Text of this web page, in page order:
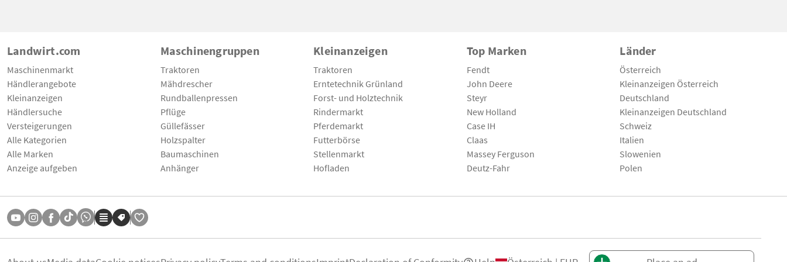
Landwirt.com
Maschinenmarkt
Händlerangebote
Kleinanzeigen
Händlersuche
Versteigerungen
Alle Kategorien
Alle Marken
Anzeige aufgeben
Maschinengruppen
Traktoren
Mähdrescher
Rundballenpressen
Pflüge
Güllefässer
Holzspalter
Baumaschinen
Anhänger
Kleinanzeigen
Traktoren
Erntetechnik Grünland
Forst- und Holztechnik
Rindermarkt
Pferdemarkt
Futterbörse
Stellenmarkt
Hofladen
Top Marken
Fendt
John Deere
Steyr
New Holland
Case IH
Claas
Massey Ferguson
Deutz-Fahr
Länder
Österreich
Kleinanzeigen Österreich
Deutschland
Kleinanzeigen Deutschland
Schweiz
Italien
Slowenien
Polen